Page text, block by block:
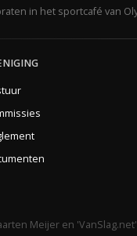
in het sportcafé van
Meijer en